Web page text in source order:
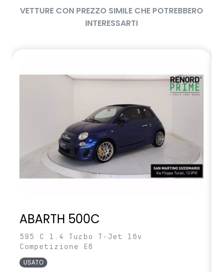
VETTURE CON PREZZO SIMILE CHE POTREBBERO
INTERESSARTI
ABARTH 500C
595 C 1.4 Turbo T-Jet 16v
Competizione E6
USATO